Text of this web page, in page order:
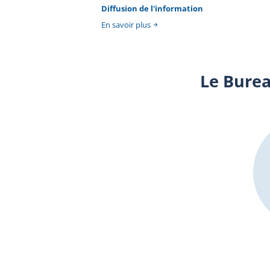
Diffusion de l'information
En savoir plus
Le